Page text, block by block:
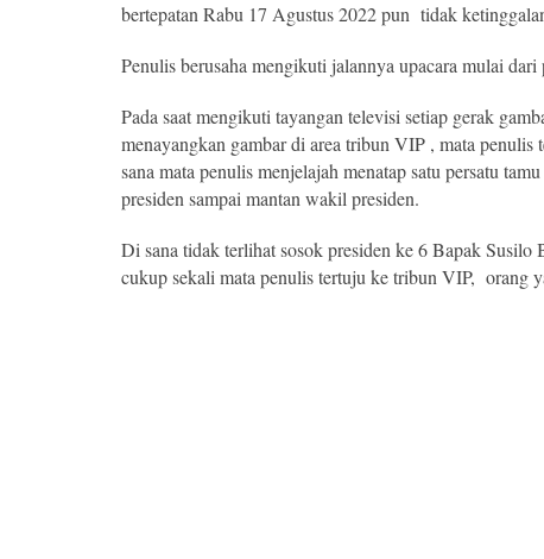
bertepatan Rabu 17 Agustus 2022 pun tidak
Penulis berusaha mengikuti jalannya upacara mulai
Pada saat mengikuti tayangan televisi setiap gerak
menayangkan gambar di area tribun VIP , mata
sana mata penulis menjelajah menatap satu persatu
presiden sampai mantan wakil presiden.
Di sana tidak terlihat sosok presiden ke 6 Bapak
cukup sekali mata penulis tertuju ke tribun VIP, orang